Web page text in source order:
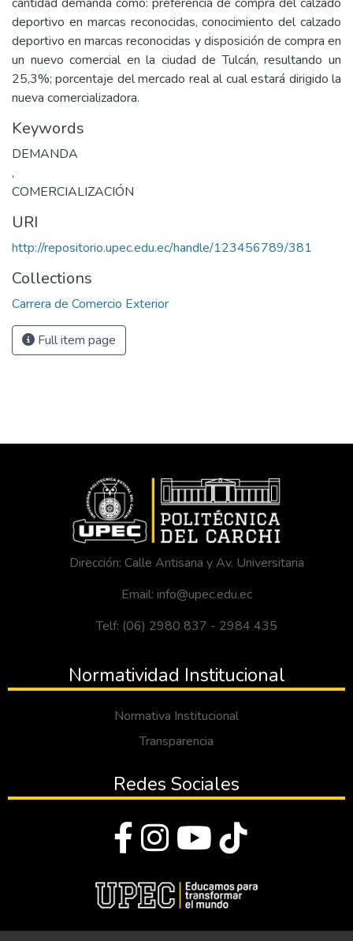
deportivo en marcas reconocidas, conocimiento del calzado
deportivo en marcas reconocidas y disposición de compra en
un nuevo comercial en la ciudad de Tulcán, resultando un
25,3%; porcentaje del mercado real al cual estará dirigido la
nueva comercializadora.
Keywords
DEMANDA
,
COMERCIALIZACIÓN
URI
http://repositorio.upec.edu.ec/handle/123456789/381
Collections
Carrera de Comercio Exterior
Full item page
Dirección: Calle Antisana y Av. Universitaria
Email: info@upec.edu.ec
Telf: (06) 2980 837 - 2984 435
Normatividad Institucional
Normativa Institucional
Transparencia
Redes Sociales